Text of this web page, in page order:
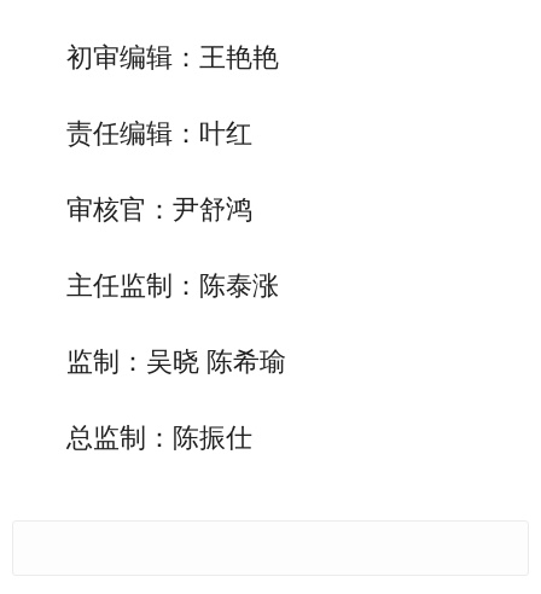
初审编辑：王艳艳
责任编辑：叶红
审核官：尹舒鸿
主任监制：陈泰涨
监制：吴晓 陈希瑜
总监制：陈振仕